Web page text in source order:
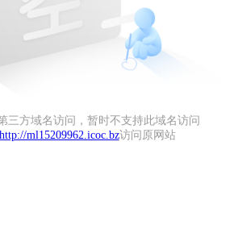
三方域名访问，暂时不支持此域名访问
http://ml15209962.icoc.bz访问原网站